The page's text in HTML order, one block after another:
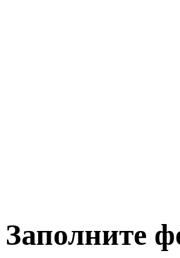
Заполните